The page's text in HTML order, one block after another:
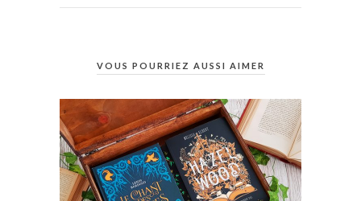
VOUS POURRIEZ AUSSI AIMER